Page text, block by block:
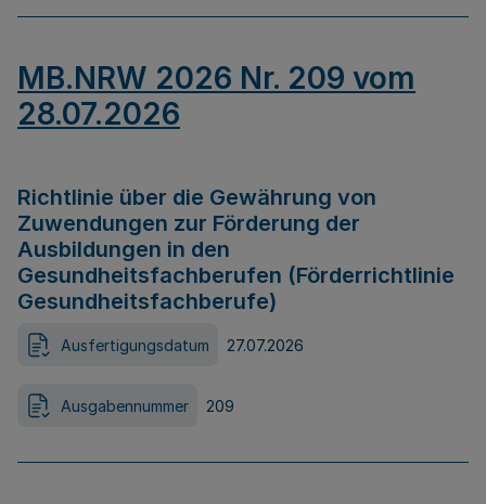
MB.NRW 2026 Nr. 209 vom
28.07.2026
Richtlinie über die Gewährung von
Zuwendungen zur Förderung der
Ausbildungen in den
Gesundheitsfachberufen (Förderrichtlinie
Gesundheitsfachberufe)
Ausfertigungsdatum 27.07.2026
Ausgabennummer 209